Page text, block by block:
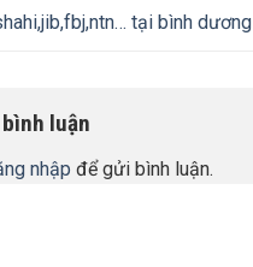
tại bình dương
luận
nhập để gửi bình luận.